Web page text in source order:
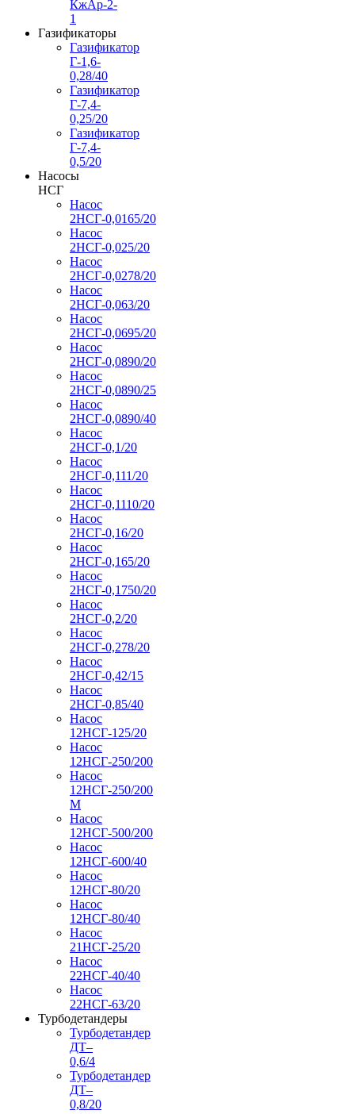
КжАр-2-
1
Газификаторы
Газификатор
Г-1,6-
0,28/40
Газификатор
Г-7,4-
0,25/20
Газификатор
Г-7,4-
0,5/20
Насосы
НСГ
Насос
2НСГ-0,0165/20
Насос
2НСГ-0,025/20
Насос
2НСГ-0,0278/20
Насос
2НСГ-0,063/20
Насос
2НСГ-0,0695/20
Насос
2НСГ-0,0890/20
Насос
2НСГ-0,0890/25
Насос
2НСГ-0,0890/40
Насос
2НСГ-0,1/20
Насос
2НСГ-0,111/20
Насос
2НСГ-0,1110/20
Насос
2НСГ-0,16/20
Насос
2НСГ-0,165/20
Насос
2НСГ-0,1750/20
Насос
2НСГ-0,2/20
Насос
2НСГ-0,278/20
Насос
2НСГ-0,42/15
Насос
2НСГ-0,85/40
Насос
12НСГ-125/20
Насос
12НСГ-250/200
Насос
12НСГ-250/200
М
Насос
12НСГ-500/200
Насос
12НСГ-600/40
Насос
12НСГ-80/20
Насос
12НСГ-80/40
Насос
21НСГ-25/20
Насос
22НСГ-40/40
Насос
22НСГ-63/20
Турбодетандеры
Турбодетандер
ДТ–
0,6/4
Турбодетандер
ДТ–
0,8/20